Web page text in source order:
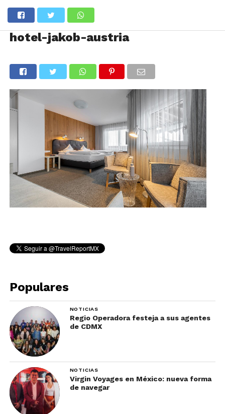
hotel-jakob-austria
Populares
NOTICIAS
Regio Operadora festeja a sus agentes
de CDMX
NOTICIAS
Virgin Voyages en México: nueva forma
de navegar